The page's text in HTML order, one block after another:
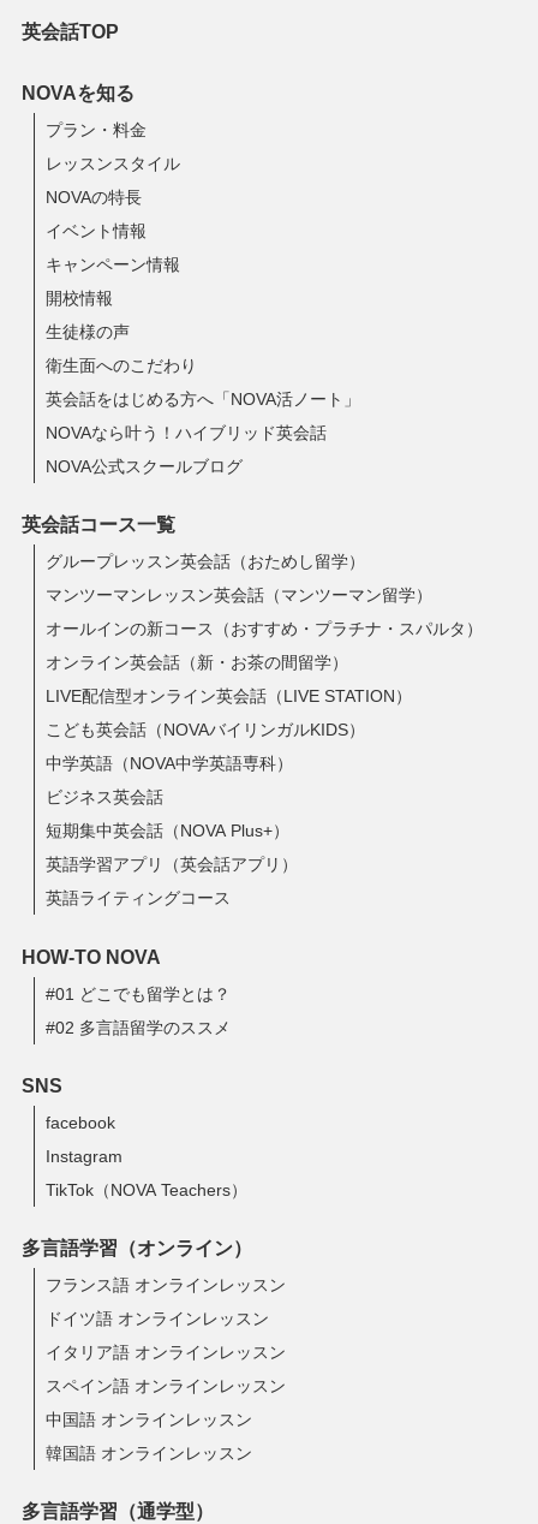
英会話TOP
NOVAを知る
プラン・料金
レッスンスタイル
NOVAの特長
イベント情報
キャンペーン情報
開校情報
生徒様の声
衛生面へのこだわり
英会話をはじめる方へ「NOVA活ノート」
NOVAなら叶う！ハイブリッド英会話
NOVA公式スクールブログ
英会話コース一覧
グループレッスン英会話（おためし留学）
マンツーマンレッスン英会話（マンツーマン留学）
オールインの新コース（おすすめ・プラチナ・スパルタ）
オンライン英会話（新・お茶の間留学）
LIVE配信型オンライン英会話（LIVE STATION）
こども英会話（NOVAバイリンガルKIDS）
中学英語（NOVA中学英語専科）
ビジネス英会話
短期集中英会話（NOVA Plus+）
英語学習アプリ（英会話アプリ）
英語ライティングコース
HOW-TO NOVA
#01 どこでも留学とは？
#02 多言語留学のススメ
SNS
facebook
Instagram
TikTok（NOVA Teachers）
多言語学習（オンライン）
フランス語 オンラインレッスン
ドイツ語 オンラインレッスン
イタリア語 オンラインレッスン
スペイン語 オンラインレッスン
中国語 オンラインレッスン
韓国語 オンラインレッスン
多言語学習（通学型）